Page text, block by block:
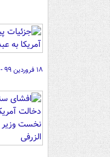
۱۸ فروردین ۹۹ - ۱۱:۱۶